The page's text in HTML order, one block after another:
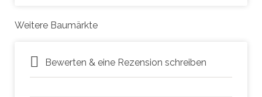
Weitere Baumärkte
Bewerten & eine Rezension schreiben